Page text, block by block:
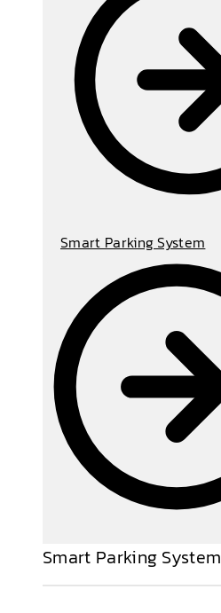
Smart Parking System
Smart Parking System